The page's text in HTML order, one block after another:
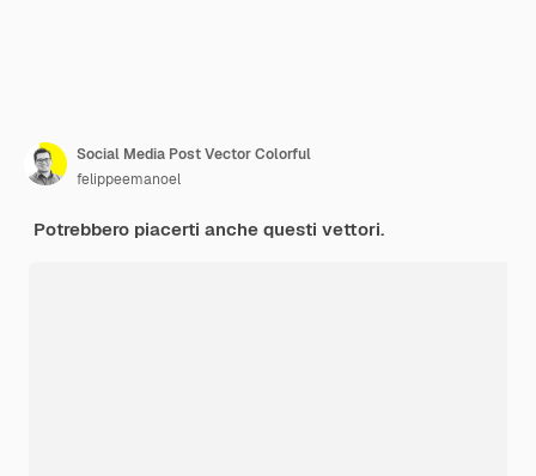
Social Media Post Vector Colorful
felippeemanoel
Potrebbero piacerti anche questi vettori.